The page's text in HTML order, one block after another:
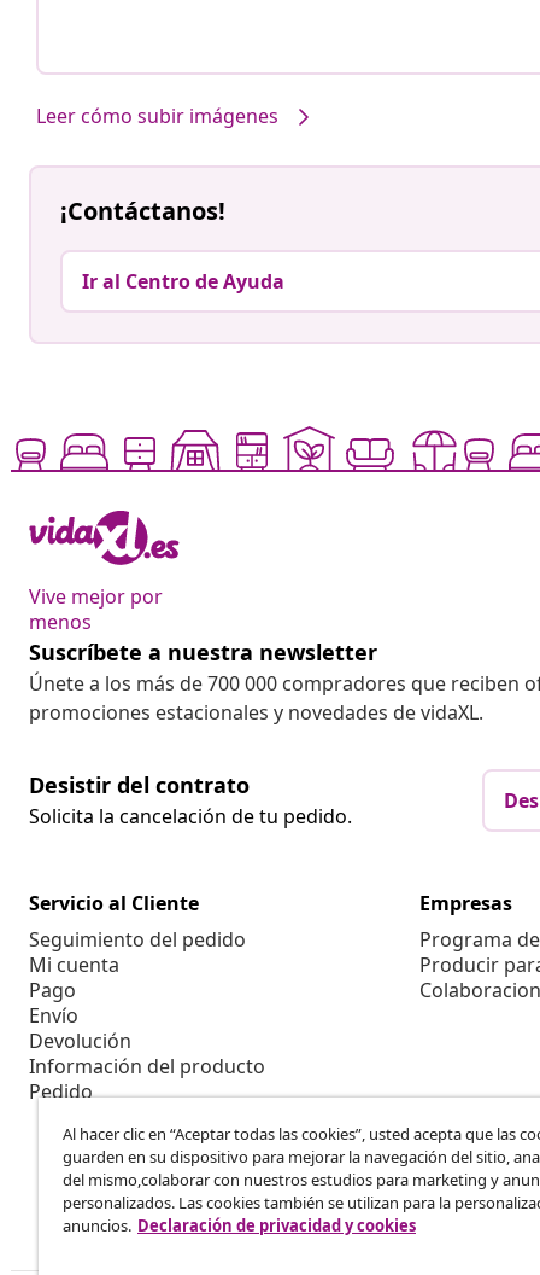
Leer cómo subir imágenes
¡Contáctanos!
Ir al Centro de Ayuda
Vive mejor por
menos
Suscríbete a nuestra newsletter
Únete a los más de 700 000 compradores que reciben
promociones estacionales y novedades de vidaXL.
Desistir del contrato
Solicita la cancelación de tu pedido.
Servicio al Cliente
Seguimiento del pedido
Mi cuenta
Pago
Envío
Devolución
Información del producto
Pedido
Empresas
Programa
Producir
Al hacer clic en “Aceptar todas las cookies”, usted acepta que las
guarden en su dispositivo para mejorar la navegación del sitio,
del mismo,colaborar con nuestros estudios para marketing y
personalizados. Las cookies también se utilizan para la
anuncios. Declaración de privacidad y cookies